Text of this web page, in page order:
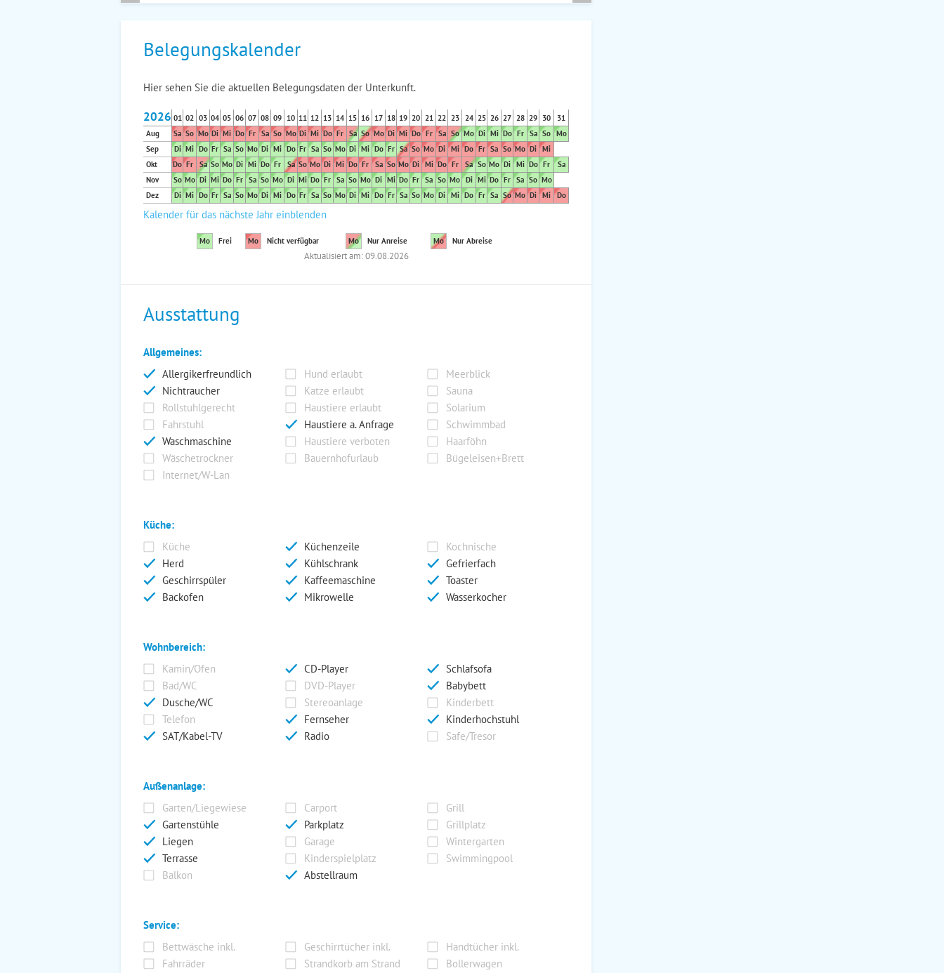
Belegungskalender
Hier sehen Sie die aktuellen Belegungsdaten der Unterkunft.
2026 01 02 03 04 05 06 07 08 09 10 11 12 13 14 15 16 17 18 19 20 21 22 23 24 25 26 27 28 29 30
31
Aug
Sa So Mo Di Mi Do Fr Sa So Mo Di Mi Do Fr Sa So Mo Di Mi Do Fr Sa So Mo Di Mi Do Fr Sa So Mo
Sep
Di Mi Do Fr Sa So Mo Di Mi Do Fr Sa So Mo Di Mi Do Fr Sa So Mo Di Mi Do Fr Sa So Mo Di Mi
Okt
Do Fr Sa So Mo Di Mi Do Fr Sa So Mo Di Mi Do Fr Sa So Mo Di Mi Do Fr Sa So Mo Di Mi Do Fr
Sa
Nov
So Mo Di Mi Do Fr Sa So Mo Di Mi Do Fr Sa So Mo Di Mi Do Fr Sa So Mo Di Mi Do Fr Sa So Mo
Dez
Di Mi Do Fr Sa So Mo Di Mi Do Fr Sa So Mo Di Mi Do Fr Sa So Mo Di Mi Do Fr Sa So Mo Di Mi Do
Kalender für das nächste Jahr einblenden
Mo Frei Mo Nicht verfügbar Mo Nur Anreise Mo Nur Abreise
Aktualisiert am: 09.08.2026
Ausstattung
Allgemeines:
Allergikerfreundlich
Hund erlaubt
Meerblick
Nichtraucher
Katze erlaubt
Sauna
Rollstuhlgerecht
Haustiere erlaubt
Solarium
Fahrstuhl
Haustiere a. Anfrage
Schwimmbad
Waschmaschine
Haustiere verboten
Haarföhn
Wäschetrockner
Bauernhofurlaub
Bügeleisen+Brett
Internet/W-Lan
Küche:
Küche
Küchenzeile
Kochnische
Herd
Kühlschrank
Gefrierfach
Geschirrspüler
Kaffeemaschine
Toaster
Backofen
Mikrowelle Wasserkocher
Wohnbereich:
Kamin/Ofen
CD-Player
Schlafsofa
Bad/WC
DVD-Player
Babybett
Dusche/WC
Stereoanlage
Kinderbett
Telefon
Fernseher
Kinderhochstuhl
SAT/Kabel-TV
Radio Safe/Tresor
Außenanlage:
Garten/Liegewiese
Carport
Grill
Gartenstühle
Parkplatz
Grillplatz
Liegen
Garage
Wintergarten
Terrasse
Kinderspielplatz
Swimmingpool
Balkon
Abstellraum
Service:
Bettwäsche inkl.
Geschirrtücher inkl.
Handtücher inkl.
Fahrräder
Strandkorb am Strand
Bollerwagen